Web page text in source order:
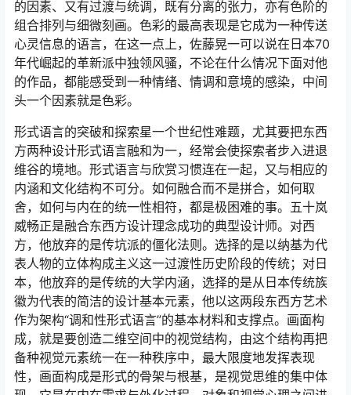
的因素、又有过渡与统调，既有分离的张力，亦有色阶的
组合排列与细微刻画。色彩的最高表现是它成为一种传送
心灵信息的语言，在这一点上，佐藤晃一可以说在日本70
年代崛起的革新派中独领风骚，不论在什么情况下面对他
的作品，都能感受到一种情绪、情调和意境的感染，中间
头一个因素就是色彩。
形式语言的突破和探索星一个世纪性难题，尤其要把东西
方两种设计形式语言融和为一，经常会使探索者步入进退
维谷的境地。形式语言与欣赏习惯连在一起，又与相应的
内涵和文化结构不可分。如何融合而不是拼合，如何取
舍，如何与内在的统一性相符，都是极困难的事。五十岚
威畅正是融合东西方设计理念成功的典型设计师。对西
方，他放弃的是传坑派的僵化法则。选择的是以纳基为代
表人物的立体构成主义这一过渡性历史阶段的传统；对日
本，他放弃的是传统的大学内涵，选择的是从日本传统族
徽为代表的简洁的设计基本元素，他以这两段东西方艺术
作为架构“调和性形式语言”的基本材料和支撑点。画面构
成，就是要创造二维空间中的视觉结构，由这个结构再把
备种视觉元素统一在一种秩序中，最大限度地发挥表现
性，画面构成是形式的骨架与根基，是视觉思维的集中体